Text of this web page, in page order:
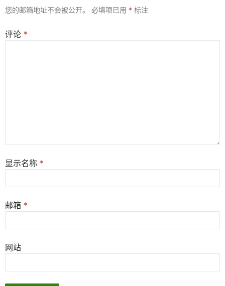
您的邮箱地址不会被公开。 必填项已用 * 标注
评论 *
显示名称 *
邮箱 *
网站